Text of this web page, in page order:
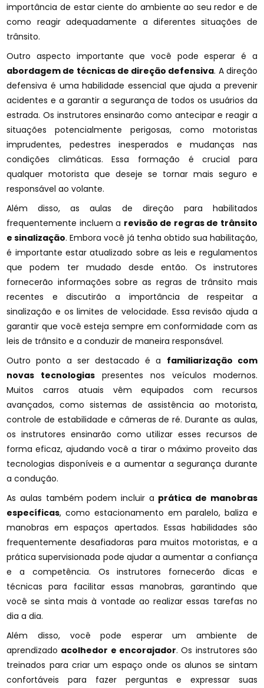
importância de estar ciente do ambiente ao seu redor e de
como reagir adequadamente a diferentes situações de
trânsito.
Outro aspecto importante que você pode esperar é a
abordagem de técnicas de direção defensiva. A direção
defensiva é uma habilidade essencial que ajuda a prevenir
acidentes e a garantir a segurança de todos os usuários da
estrada. Os instrutores ensinarão como antecipar e reagir a
situações potencialmente perigosas, como motoristas
imprudentes, pedestres inesperados e mudanças nas
condições climáticas. Essa formação é crucial para
qualquer motorista que deseje se tornar mais seguro e
responsável ao volante.
Além disso, as aulas de direção para habilitados
frequentemente incluem a revisão de regras de trânsito
e sinalização. Embora você já tenha obtido sua habilitação,
é importante estar atualizado sobre as leis e regulamentos
que podem ter mudado desde então. Os instrutores
fornecerão informações sobre as regras de trânsito mais
recentes e discutirão a importância de respeitar a
sinalização e os limites de velocidade. Essa revisão ajuda a
garantir que você esteja sempre em conformidade com as
leis de trânsito e a conduzir de maneira responsável.
Outro ponto a ser destacado é a familiarização com
novas tecnologias presentes nos veículos modernos.
Muitos carros atuais vêm equipados com recursos
avançados, como sistemas de assistência ao motorista,
controle de estabilidade e câmeras de ré. Durante as aulas,
os instrutores ensinarão como utilizar esses recursos de
forma eficaz, ajudando você a tirar o máximo proveito das
tecnologias disponíveis e a aumentar a segurança durante
a condução.
As aulas também podem incluir a prática de manobras
específicas, como estacionamento em paralelo, baliza e
manobras em espaços apertados. Essas habilidades são
frequentemente desafiadoras para muitos motoristas, e a
prática supervisionada pode ajudar a aumentar a confiança
e a competência. Os instrutores fornecerão dicas e
técnicas para facilitar essas manobras, garantindo que
você se sinta mais à vontade ao realizar essas tarefas no
dia a dia.
Além disso, você pode esperar um ambiente de
aprendizado acolhedor e encorajador. Os instrutores são
treinados para criar um espaço onde os alunos se sintam
confortáveis para fazer perguntas e expressar suas